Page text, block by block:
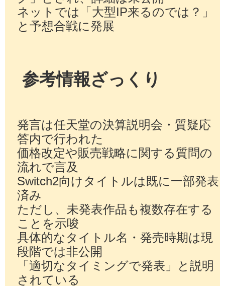
ネットでは「大型IP来るのでは？」
と予想合戦に発展
参考情報ざっくり
発言は任天堂の決算説明会・質疑応
答内で行われた
価格改定や販売戦略に関する質問の
流れで言及
Switch2向けタイトルは既に一部発表
済み
ただし、未発表作品も複数存在する
ことを示唆
具体的なタイトル名・発売時期は現
段階では非公開
「適切なタイミングで発表」と説明
されている